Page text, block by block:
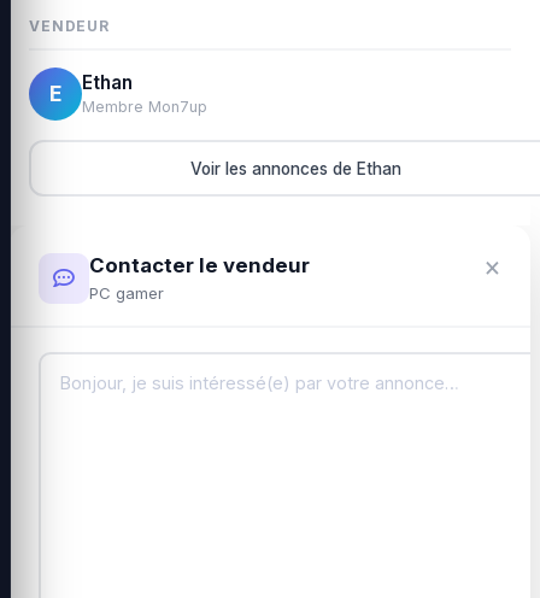
VENDEUR
E Ethan
Membre Mon7up
Voir les annonces de Ethan
Contacter le vendeur
PC gamer
×